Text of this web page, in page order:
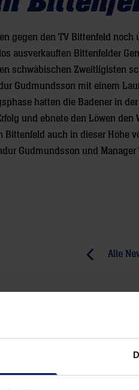
gegen den TV Bittenfeld
ausverkauften Bittenfelder
schwäbischen Zweitligisten
Gudmundsson mit einem
hatten die Badener in
und ebnete den Löwen
auch in dieser Höhe
Gudmundsson und
Alle